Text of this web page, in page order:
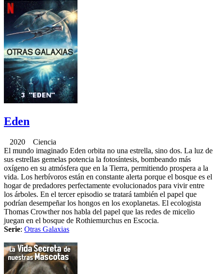
Eden
2020 Ciencia
El mundo imaginado Eden orbita no una estrella, sino dos. La luz de
sus estrellas gemelas potencia la fotosíntesis, bombeando más
oxígeno en su atmósfera que en la Tierra, permitiendo prospera a la
vida. Los herbívoros están en constante alerta porque el bosque es el
hogar de predadores perfectamente evolucionados para vivir entre
los árboles. En el tercer episodio se tratará también el papel que
podrían desempeñar los hongos en los exoplanetas. El ecologista
Thomas Crowther nos habla del papel que las redes de micelio
juegan en el bosque de Rothiemurchus en Escocia.
Serie: Otras Galaxias